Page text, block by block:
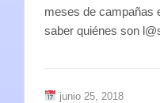
meses de campañas
saber quiénes son
junio 25, 2018